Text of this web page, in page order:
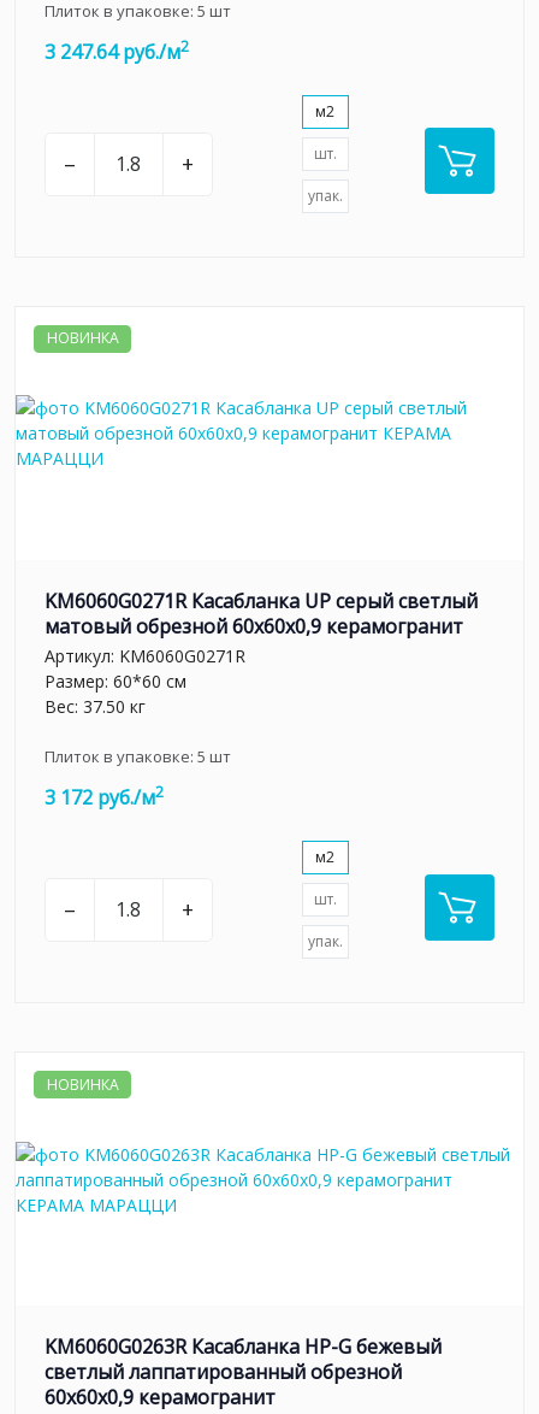
Плиток в упаковке: 5 шт
3 247.64 руб./м2
– +
м2
шт.
упак.
НОВИНКА
KM6060G0271R Касабланка UP серый светлый
матовый обрезной 60x60x0,9 керамогранит
Артикул: KM6060G0271R
Размер: 60*60 см
Вес: 37.50 кг
Плиток в упаковке: 5 шт
3 172 руб./м2
– +
м2
шт.
упак.
НОВИНКА
KM6060G0263R Касабланка HP-G бежевый
светлый лаппатированный обрезной
60x60x0,9 керамогранит